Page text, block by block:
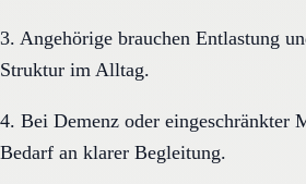
3. Angehörige brauchen Entlastung
Struktur im Alltag.
4. Bei Demenz oder eingeschränkter
Bedarf an klarer Begleitung.